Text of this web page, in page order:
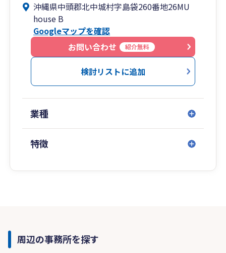
おります。
ご希望により、銀行の同行もいたします。
＜「総合資産プランニング」でトータルサポート
相続に関わる問題は多岐にわたり、専門的な知識
が必要です。
たします。
法人税・所得税・相続税の国税三法を総合的に考
慮した対策をご提案し、状況に応じた最適なプラ
い…
沖縄県中頭郡北中城村字島袋260番地26MU
house B
Googleマップを確認
お問い合わせ
紹介無料
検討リストに追加
業種
特徴
周辺の事務所を探す